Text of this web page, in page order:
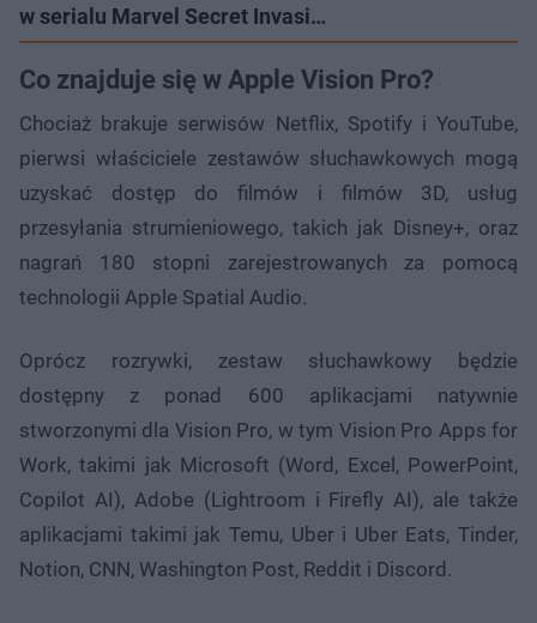
w serialu Marvel Secret Invasi…
Co znajduje się w Apple Vision Pro?
Chociaż brakuje serwisów Netflix, Spotify i YouTube,
pierwsi właściciele zestawów słuchawkowych mogą
uzyskać dostęp do filmów i filmów 3D, usług
przesyłania strumieniowego, takich jak Disney+, oraz
nagrań 180 stopni zarejestrowanych za pomocą
technologii Apple Spatial Audio.
Oprócz rozrywki, zestaw słuchawkowy będzie
dostępny z ponad 600 aplikacjami natywnie
stworzonymi dla Vision Pro, w tym Vision Pro Apps for
Work, takimi jak Microsoft (Word, Excel, PowerPoint,
Copilot AI), Adobe (Lightroom i Firefly AI), ale także
aplikacjami takimi jak Temu, Uber i Uber Eats, Tinder,
Notion, CNN, Washington Post, Reddit i Discord.